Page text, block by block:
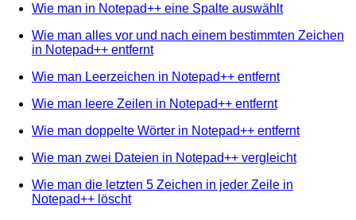
Wie man in Notepad++ eine Spalte auswählt
Wie man alles vor und nach einem bestimmten Zeichen
in Notepad++ entfernt
Wie man Leerzeichen in Notepad++ entfernt
Wie man leere Zeilen in Notepad++ entfernt
Wie man doppelte Wörter in Notepad++ entfernt
Wie man zwei Dateien in Notepad++ vergleicht
Wie man die letzten 5 Zeichen in jeder Zeile in
Notepad++ löscht